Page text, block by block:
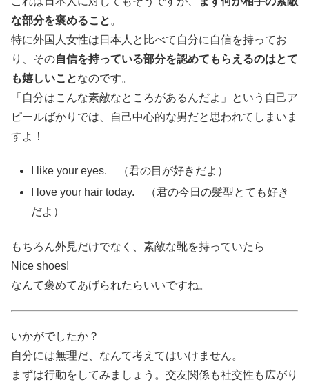
な部分を褒めること 。
特に外国人女性は日本人と比べて自分に自信を持ってお
り、その自信を持っている部分を認めてもらえるのはとて
も嬉しいことなのです。
「自分はこんな素敵なところがあるんだよ」という自己ア
ピールばかりでは、自己中心的な男だと思われてしまいま
すよ！
I like your eyes. （君の目が好きだよ）
I love your hair today. （君の今日の髪型とても好き
だよ）
もちろん外見だけでなく、素敵な靴を持っていたら
Nice shoes!
なんて褒めてあげられたらいいですね。
いかがでしたか？
自分には無理だ、なんて考えてはいけません。
まずは行動をしてみましょう。交友関係も社交性も広がり